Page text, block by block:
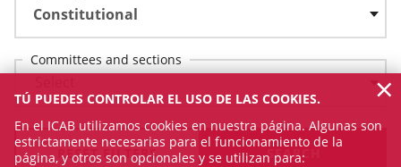
Constitutional
Committees and sections
RESET FILTERS
TÚ PUEDES CONTROLAR EL USO DE LAS COOKIES.
En el ICAB utilizamos cookies en nuestra página. Algunas son
estrictamente necesarias para el funcionamiento de la
página, y otros son opcionales y se utilizan para:
×